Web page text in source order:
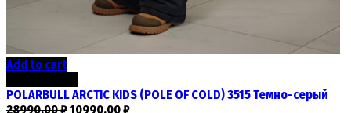
Add to cart
POLARBULL ARCTIC KIDS (POLE OF COLD) 3515 Темно-серый
28990,00₽10990,00₽